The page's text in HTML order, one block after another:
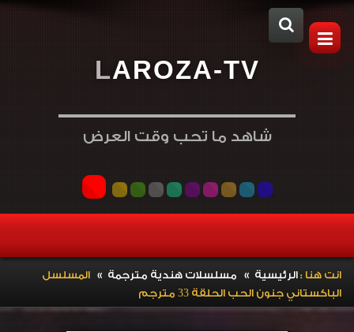
LAROZA-TV
شاهد ما تحب وقت العرض
انت هنا :الرئيسية » مسلسلات هندية مترجمة » المسلسل
الباكستاني جنون الحب الحلقة 33 مترجم